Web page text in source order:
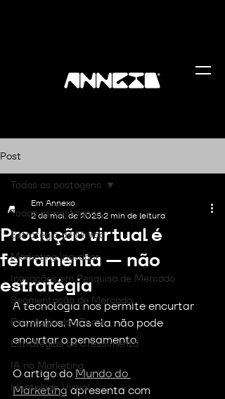
Post
Todas as postagens
Estratégia de Marca
Marketing Inovador
Inovações em Pesquisa de Mercado
Segmentação de Mercado
Psicologia das Cores
Estratégias de Crescimento
IA no Marketing
Identidade Visual
Todas as postagens
Produção virtual é
ferramenta — não
estratégia
Em Annexo
2 de mai. de 2025 2 min de leitura
A tecnologia nos permite encurtar
caminhos. Mas ela não pode
encurtar o pensamento.
O artigo do Mundo do
Marketing apresenta com